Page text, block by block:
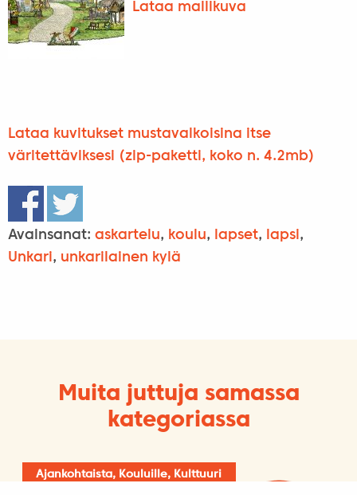
Lataa mallikuva
Lataa kuvitukset mustavalkoisina itse
väritettäviksesi (zip-paketti, koko n. 4.2mb)
Avainsanat: askartelu, koulu, lapset, lapsi,
Unkari, unkarilainen kylä
Muita juttuja samassa
kategoriassa
Ajankohtaista, Kouluille, Kulttuuri